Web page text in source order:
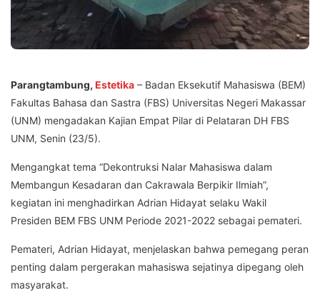
Parangtambung, Estetika – Badan Eksekutif Mahasiswa (BEM)
Fakultas Bahasa dan Sastra (FBS) Universitas Negeri Makassar
(UNM) mengadakan Kajian Empat Pilar di Pelataran DH FBS
UNM, Senin (23/5).
Mengangkat tema “Dekontruksi Nalar Mahasiswa dalam
Membangun Kesadaran dan Cakrawala Berpikir Ilmiah”,
kegiatan ini menghadirkan Adrian Hidayat selaku Wakil
Presiden BEM FBS UNM Periode 2021-2022 sebagai pemateri.
Pemateri, Adrian Hidayat, menjelaskan bahwa pemegang peran
penting dalam pergerakan mahasiswa sejatinya dipegang oleh
masyarakat.